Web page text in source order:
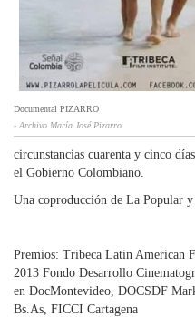
Documental PIZARRO
- Archivo María José Pizarro
circunstancias cuarenta y cinco
el Gobierno Colombiano.
Una coproducción de La Popular
Premios: Tribeca Latin American
2013 Fondo Desarrollo
en DocMontevideo, DOCSDF
Bs.As, FICCI Cartagena